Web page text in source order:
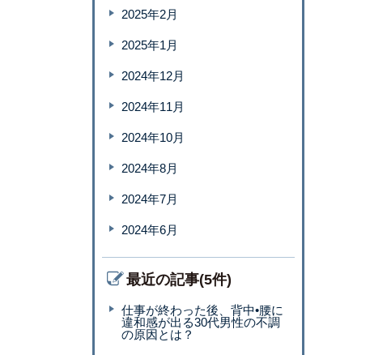
2025年2月
2025年1月
2024年12月
2024年11月
2024年10月
2024年8月
2024年7月
2024年6月
最近の記事(5件)
仕事が終わった後、背中•腰に
違和感が出る30代男性の不調
の原因とは？